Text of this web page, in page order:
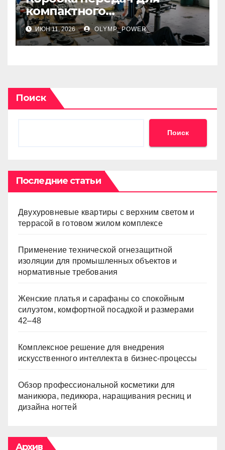
компактного
внедорожника: виды,
совместимость и
особенности замены
ИЮН 11, 2026 OLYMP_POWER_
Поиск
Поиск
Последние статьи
Двухуровневые квартиры с верхним светом и
террасой в готовом жилом комплексе
Применение технической огнезащитной
изоляции для промышленных объектов и
нормативные требования
Женские платья и сарафаны со спокойным
силуэтом, комфортной посадкой и размерами
42–48
Комплексное решение для внедрения
искусственного интеллекта в бизнес-процессы
Обзор профессиональной косметики для
маникюра, педикюра, наращивания ресниц и
дизайна ногтей
Архив